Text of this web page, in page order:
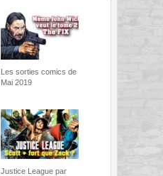
Les sorties comics de
Mai 2019
Justice League par